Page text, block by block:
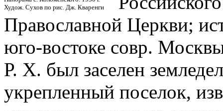
Худож. Сухов по рис. Дж. Кваренги
Православной Церкви;
юго-востоке совр.
Р. Х. был заселен
укрепленный поселок,